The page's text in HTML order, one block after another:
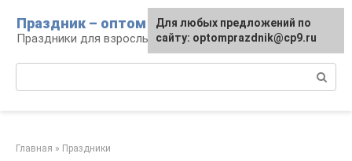
контенту
Праздник – оптом
Праздники для взрослых и детей
Главная » Праздники
Для любых предложений по
сайту: optomprazdnik@cp9.ru